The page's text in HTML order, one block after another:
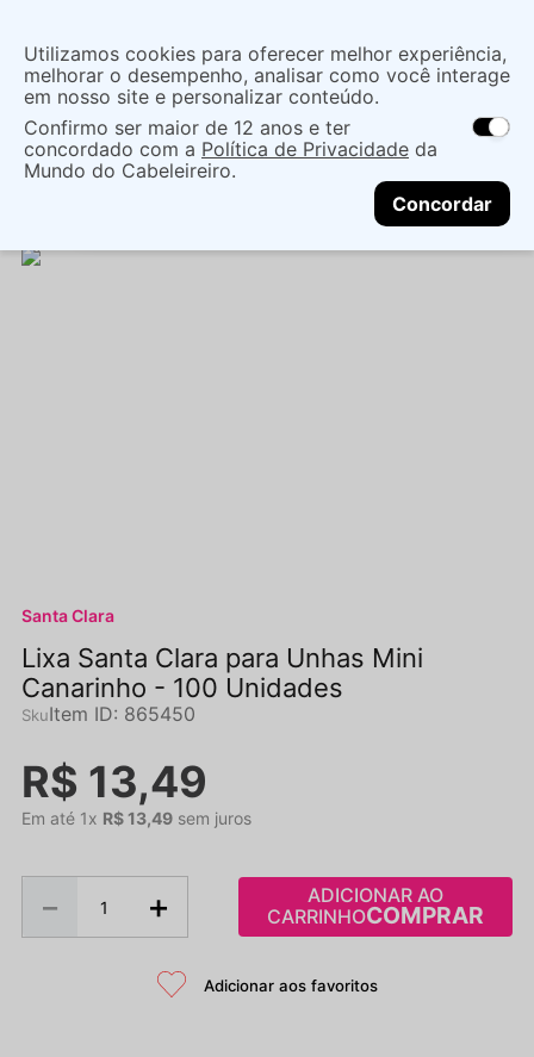
localização
As ofertas e opções de entrega variam de
acordo com a região.Não sei meu CEP
CONTINUAR
O que você procura?
Mãos e Pés Acessorios E Cutelaria
Lixas
LIXA SANTA CLARA PARA UNHAS MINI
Santa Clara
Lixa Santa Clara para Unhas Mini
Canarinho - 100 Unidades
Item ID: 865450
R$ 13,49
Em até 1x R$13,49 sem juros
＋
－
ADICIONAR AO
CARRINHO
Utilizamos cookies para oferecer melhor experiência,
melhorar o desempenho, analisar como você interage
em nosso site e personalizar conteúdo.
Confirmo ser maior de 12 anos e ter
concordado com a Política de Privacidade da
Mundo do Cabeleireiro.
Concordar